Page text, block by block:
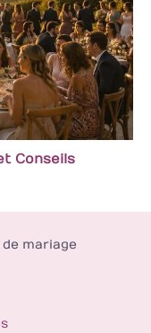
Conseils
mariage